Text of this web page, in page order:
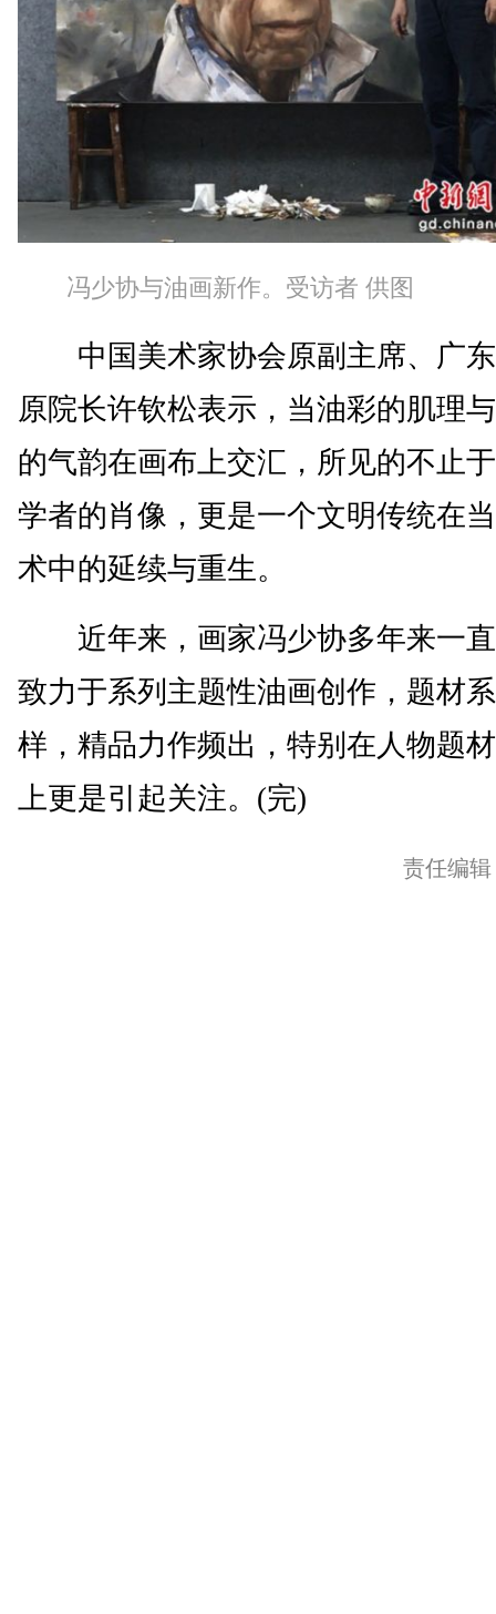
冯少协与油画新作。受访者 供图
中国美术家协会原副主席、广
原院长许钦松表示，当油彩的肌理
的气韵在画布上交汇，所见的不止
学者的肖像，更是一个文明传统在
术中的延续与重生。
近年来，画家冯少协多年来一
致力于系列主题性油画创作，题材
样，精品力作频出，特别在人物题
上更是引起关注。(完)
责任编